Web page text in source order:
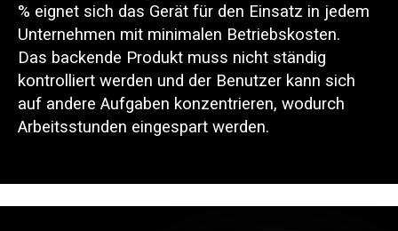
% eignet sich das Gerät für den Einsatz in jedem
Unternehmen mit minimalen Betriebskosten.
Das backende Produkt muss nicht ständig
kontrolliert werden und der Benutzer kann sich
auf andere Aufgaben konzentrieren, wodurch
Arbeitsstunden eingespart werden.